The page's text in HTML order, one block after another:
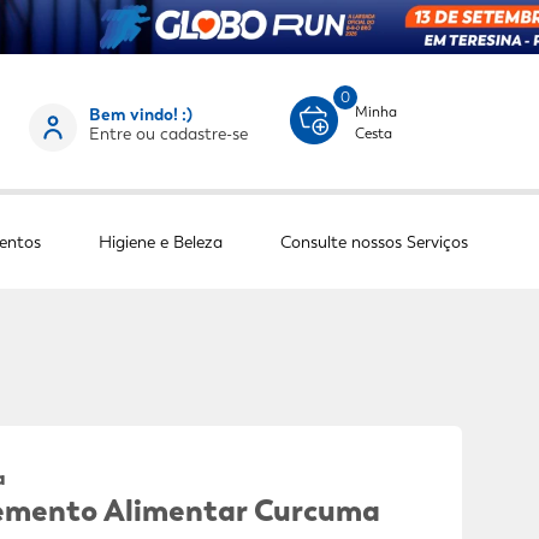
Bem vindo! :)
Entre ou cadastre-se
0
Minha
Cesta
Higiene e Beleza Consulte nossos Serviços
Alimentar Curcuma